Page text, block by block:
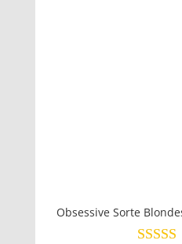
Obsessive Sorte